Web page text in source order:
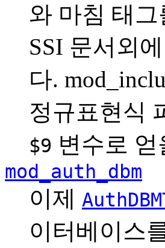
와 마침 태
SSI 문서외
다.
정규표현식
$9 변수로
mod_auth_dbm
이제
이터베이스